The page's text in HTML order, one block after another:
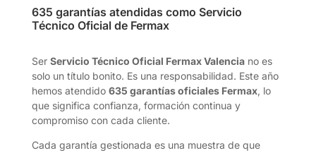
635 garantías atendidas como Servicio
Técnico Oficial de Fermax
Ser Servicio Técnico Oficial Fermax Valenciano es
solo un título bonito. Es una responsabilidad. Este año
hemos atendido 635 garantías oficiales Fermax, lo
que significa confianza, formación continua y
compromiso con cada cliente.
Cada garantía gestionada es una muestra de que